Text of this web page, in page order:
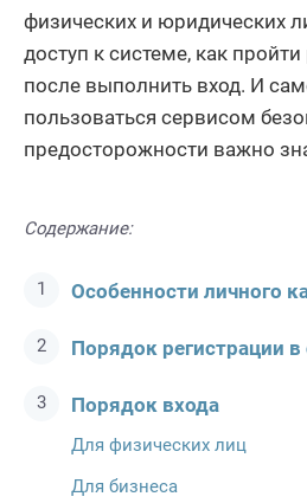
физических и юридических
доступ к системе, как
после выполнить вход. И
пользоваться сервисом
предосторожности важно
Содержание:
Особенности личного
Порядок регистрации в
Порядок входа
Для физических лиц
Для бизнеса